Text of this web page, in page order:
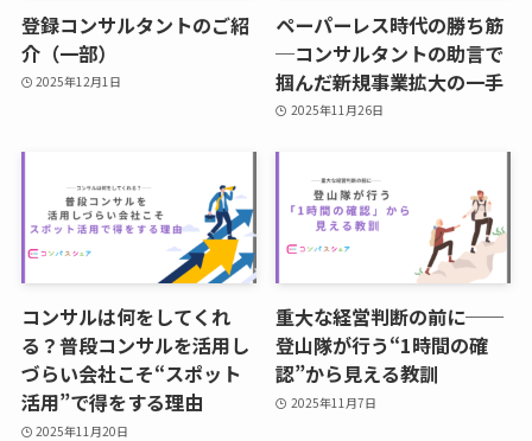
登録コンサルタントのご紹
介（一部）
2025年12月1日
ペーパーレス時代の勝ち筋
─コンサルタントの助言で
掴んだ新規事業拡大の一手
2025年11月26日
コンサルは何をしてくれ
る？普段コンサルを活用し
づらい会社こそ“スポット
活用”で得をする理由
2025年11月20日
重大な経営判断の前に──
登山隊が行う“1時間の確
認”から見える教訓
2025年11月7日